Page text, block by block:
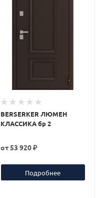
BERSERKER ЛЮМЕН
КЛАССИКА бр 2
от53 920 ₽
Подробнее